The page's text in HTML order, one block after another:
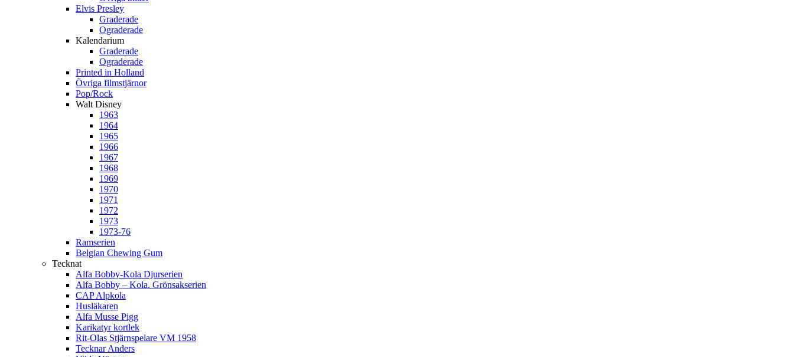
Elvis Presley
Graderade
Ograderade
Kalendarium
Graderade
Ograderade
Printed in Holland
Övriga filmstjärnor
Pop/Rock
Walt Disney
1963
1964
1965
1966
1967
1968
1969
1970
1971
1972
1973
1973-76
Ramserien
Belgian Chewing Gum
Tecknat
Alfa Bobby-Kola Djurserien
Alfa Bobby – Kola. Grönsakserien
CAP Alpkola
Husläkaren
Alfa Musse Pigg
Karikatyr kortlek
Rit-Olas Stjärnspelare VM 1958
Tecknar Anders